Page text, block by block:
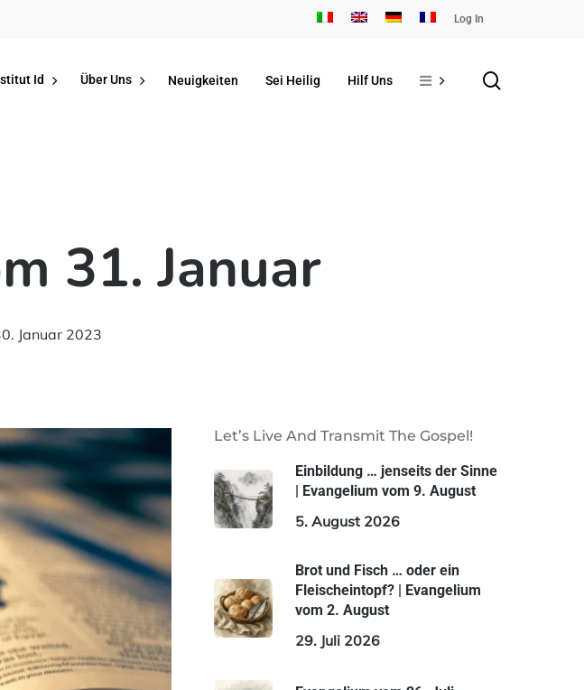
Log In
Id Über Uns Neuigkeiten Sei Heilig Hilf Uns
31. Januar
Januar 2023
Let’s Live And Transmit The Gospel!
Einbildung … jenseits der Sinne
| Evangelium vom 9. August
5. August 2026
Brot und Fisch … oder ein
Fleischeintopf? | Evangelium
vom 2. August
29. Juli 2026